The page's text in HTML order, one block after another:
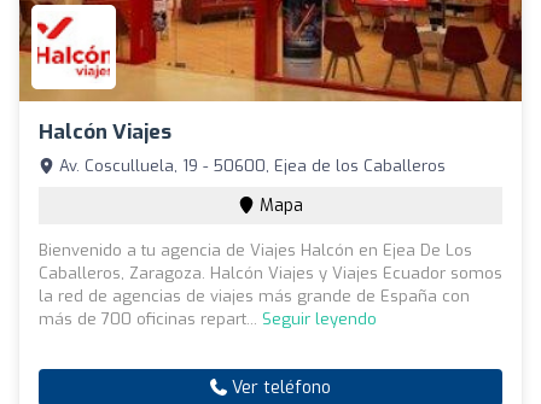
Halcón Viajes
Av. Cosculluela, 19 - 50600, Ejea de los Caballeros
Mapa
Bienvenido a tu agencia de Viajes Halcón en Ejea De Los
Caballeros, Zaragoza. Halcón Viajes y Viajes Ecuador somos
la red de agencias de viajes más grande de España con
más de 700 oficinas repart... Seguir leyendo
Ver teléfono